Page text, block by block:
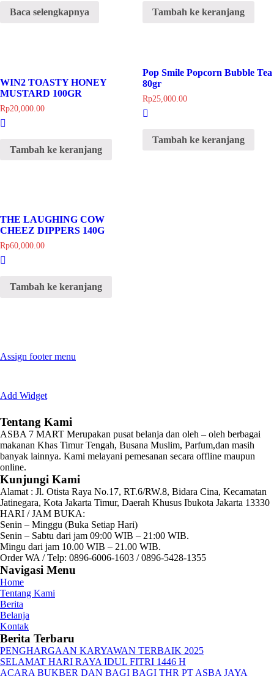
Baca selengkapnya Tambah ke keranjang
WIN2 TOASTY HONEY
MUSTARD 100GR
Rp20,000.00
Tambah ke keranjang
Pop Smile Popcorn Bubble Tea
80gr
Rp25,000.00
Tambah ke keranjang
THE LAUGHING COW
CHEEZ DIPPERS 140G
Rp60,000.00
Tambah ke keranjang
Assign footer menu
Add Widget
Tentang Kami
ASBA 7 MART Merupakan pusat belanja dan oleh – oleh berbagai
makanan Khas Timur Tengah, Busana Muslim, Parfum,dan masih
banyak lainnya. Kami melayani pemesanan secara offline maupun
online.
Kunjungi Kami
Alamat : Jl. Otista Raya No.17, RT.6/RW.8, Bidara Cina, Kecamatan
Jatinegara, Kota Jakarta Timur, Daerah Khusus Ibukota Jakarta 13330
HARI / JAM BUKA:
Senin – Minggu (Buka Setiap Hari)
Senin – Sabtu dari jam 09:00 WIB – 21:00 WIB.
Mingu dari jam 10.00 WIB – 21.00 WIB.
Order WA / Telp: 0896-6006-1603 / 0896-5428-1355
Navigasi Menu
Home
Tentang Kami
Berita
Belanja
Kontak
Berita Terbaru
PENGHARGAAN KARYAWAN TERBAIK 2025
SELAMAT HARI RAYA IDUL FITRI 1446 H
ACARA BUKBER DAN BAGI BAGI THR PT ASBA JAYA